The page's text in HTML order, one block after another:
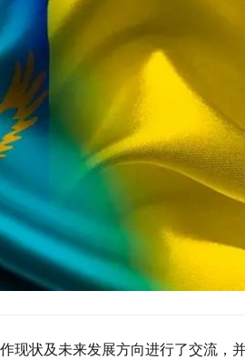
现状及未来发展方向进行了交流，